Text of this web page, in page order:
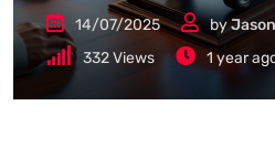
14/07/2025 byJason
332Views 1 year